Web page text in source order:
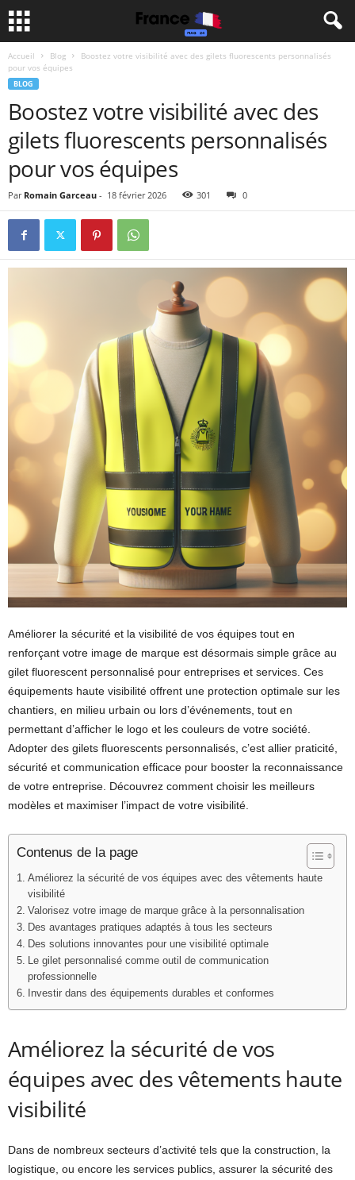
Accueil Blog
Boostez votre visibilité avec des gilets fluorescents personnalisés
pour vos équipes
BLOG
Boostez votre visibilité avec des
gilets fluorescents personnalisés
pour vos équipes
Par Romain Garceau - 18 février 2026 301 0
Améliorer la sécurité et la visibilité de vos équipes tout en
renforçant votre image de marque est désormais simple grâce au
gilet fluorescent personnalisé pour entreprises et services. Ces
équipements haute visibilité offrent une protection optimale sur les
chantiers, en milieu urbain ou lors d’événements, tout en
permettant d’afficher le logo et les couleurs de votre société.
Adopter des gilets fluorescents personnalisés, c’est allier praticité,
sécurité et communication efficace pour booster la reconnaissance
de votre entreprise. Découvrez comment choisir les meilleurs
modèles et maximiser l’impact de votre visibilité.
Contenus de la page
Améliorez la sécurité de vos équipes avec des vêtements haute
visibilité
Valorisez votre image de marque grâce à la personnalisation
Des avantages pratiques adaptés à tous les secteurs
Des solutions innovantes pour une visibilité optimale
Le gilet personnalisé comme outil de communication
professionnelle
Investir dans des équipements durables et conformes
Améliorez la sécurité de vos
équipes avec des vêtements haute
visibilité
Dans de nombreux secteurs d’activité tels que la construction, la
logistique, ou encore les services publics, assurer la sécurité des